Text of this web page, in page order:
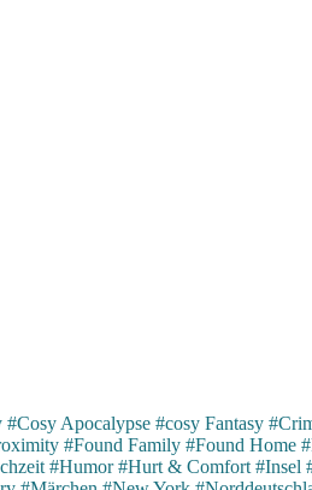
#Cosy Apocalypse #cosy Fantasy
#Found Family #Found Home
#Humor #Hurt & Comfort #Insel